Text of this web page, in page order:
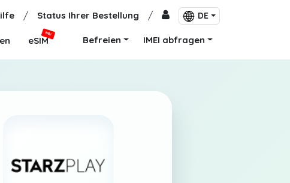
/ Status Ihrer Bestellung / DE
eSIM
NEU
Befreien IMEI abfragen